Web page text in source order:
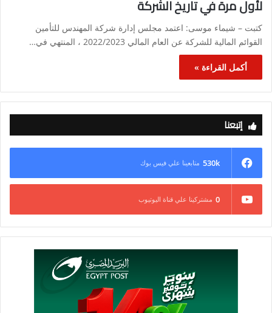
لأول مرة في تاريخ الشركة
كتبت – شيماء موسى: اعتمد مجلس إدارة شركة المهندس للتأمين
القوائم المالية للشركة عن العام المالي 2022/2023 ، المنتهي في…
أكمل القراءة »
إتبعنا
530k متابعينا علي فيس بوك
0 مشتركينا علي قناة اليوتيوب